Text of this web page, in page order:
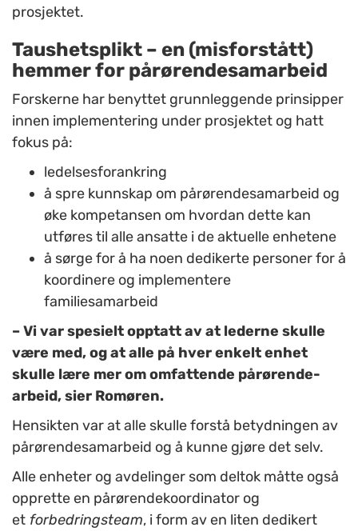
prosjektet.
Taushetsplikt – en (misforstått)
hemmer for pårørendesamarbeid
Forskerne har benyttet grunnleggende prinsipper
innen implementering under prosjektet og hatt
fokus på:
ledelsesforankring
å spre kunnskap om pårørendesamarbeid og
øke kompetansen om hvordan dette kan
utføres til alle ansatte i de aktuelle enhetene
å sørge for å ha noen dedikerte personer for å
koordinere og implementere
familiesamarbeid
– Vi var spesielt opptatt av at lederne skulle
være med, og at alle på hver enkelt enhet
skulle lære mer om omfattende pårørende-
arbeid, sier Romøren.
Hensikten var at alle skulle forstå betydningen av
pårørendesamarbeid og å kunne gjøre det selv.
Alle enheter og avdelinger som deltok måtte også
opprette en pårørendekoordinator og
et forbedringsteam, i form av en liten dedikert